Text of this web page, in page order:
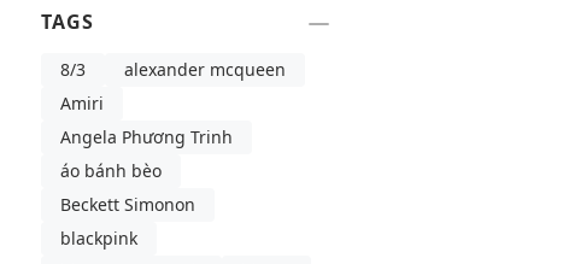
TAGS
8/3
alexander mcqueen
Amiri
Angela Phương Trinh
áo bánh bèo
Beckett Simonon
blackpink